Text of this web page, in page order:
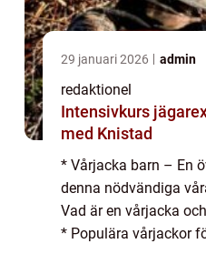
29 januari 2026 admin
redaktionel
Intensivkurs
med Knistad
* Vårjacka barn – En
denna nödvändiga
Vad är en vårjacka
* Populära vårjackor